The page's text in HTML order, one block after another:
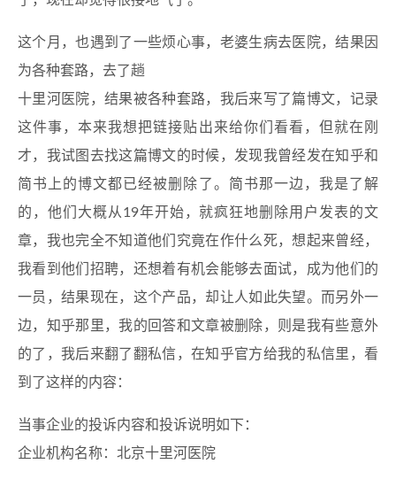
这个月，也遇到了一些烦心事，老婆生病去医院，结果因
为各种套路，去了趟
十里河医院，结果被各种套路，我后来写了篇博文，记录
这件事，本来我想把链接贴出来给你们看看，但就在刚
才，我试图去找这篇博文的时候，发现我曾经发在知乎和
简书上的博文都已经被删除了。简书那一边，我是了解
的，他们大概从19年开始，就疯狂地删除用户发表的文
章，我也完全不知道他们究竟在作什么死，想起来曾经，
我看到他们招聘，还想着有机会能够去面试，成为他们的
一员，结果现在，这个产品，却让人如此失望。而另外一
边，知乎那里，我的回答和文章被删除，则是我有些意外
的了，我后来翻了翻私信，在知乎官方给我的私信里，看
到了这样的内容：
当事企业的投诉内容和投诉说明如下：
企业机构名称：北京十里河医院